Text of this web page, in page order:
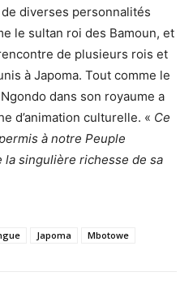
diverses personnalités
le sultan roi des Bamoun, et
de plusieurs rois et
à Japoma. Tout comme le
dans son royaume a
d’animation culturelle. « Ce
à notre Peuple
la singulière richesse de sa
Japoma Mbotowe